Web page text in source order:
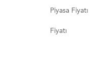
Piyasa Fiyatı
Fiyatı